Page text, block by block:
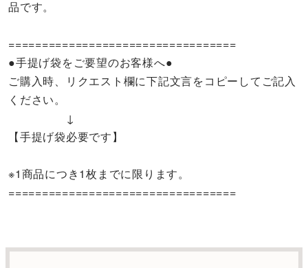
品です。
==================================
●手提げ袋をご要望のお客様へ●
ご購入時、リクエスト欄に下記文言をコピーしてご記入
ください。
↓
【手提げ袋必要です】
※1商品につき1枚までに限ります。
==================================